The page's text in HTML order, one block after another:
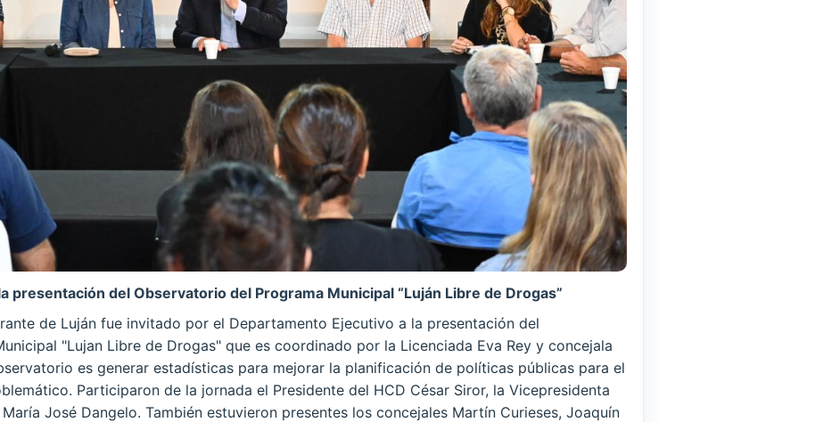
presentación del Observatorio del Programa Municipal “Luján Libre de Drogas”
de Luján fue invitado por el Departamento Ejecutivo a la presentación del
"Lujan Libre de Drogas" que es coordinado por la Licenciada Eva Rey y concejala
es generar estadísticas para mejorar la planificación de políticas públicas para el
Participaron de la jornada el Presidente del HCD César Siror, la Vicepresidenta
José Dangelo. También estuvieron presentes los concejales Martín Curieses, Joaquín